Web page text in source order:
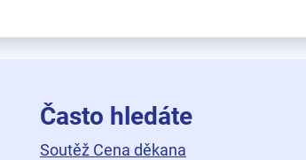
Často hledáte
Soutěž Cena děkana